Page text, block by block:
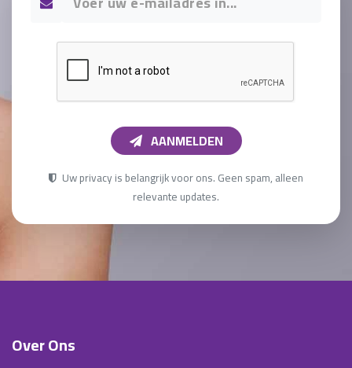
AANMELDEN
Uw privacy is belangrijk voor ons. Geen spam, alleen
relevante updates.
Over Ons